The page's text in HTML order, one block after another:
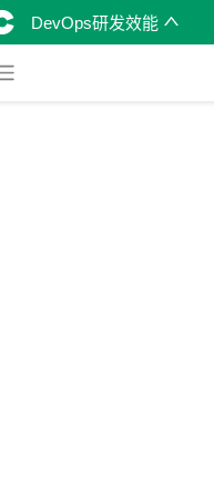
DevOps研发效能